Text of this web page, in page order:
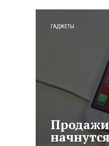
ГАДЖЕТЫ
Продажи